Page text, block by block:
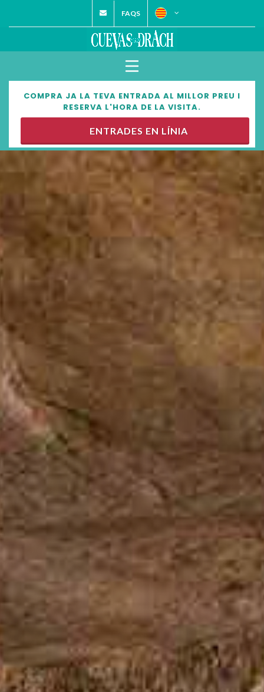
FAQS
COMPRA JA LA TEVA ENTRADA AL MILLOR PREU I
RESERVA L'HORA DE LA VISITA.
ENTRADES EN LÍNIA